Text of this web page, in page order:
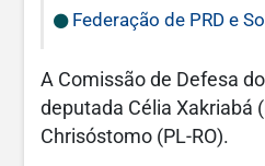
Federação de PRD e
A Comissão de Defesa
deputada Célia Xakriabá
Chrisóstomo (PL-RO).